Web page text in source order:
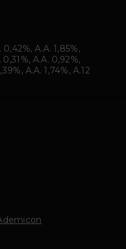
0,42%, A.A. 1,85%,
0,31%, A.A. 0,92%,
A.A. 1,74%, A.12